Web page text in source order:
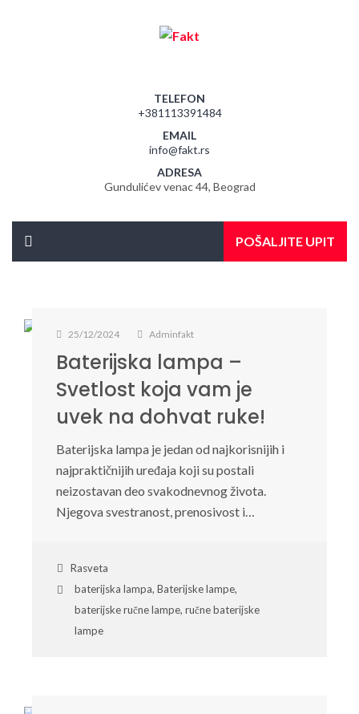
TELEFON
+381113391484
EMAIL
info@fakt.rs
ADRESA
Gundulićev venac 44, Beograd
POŠALJITE UPIT
25/12/2024 Adminfakt
Baterijska lampa –
Svetlost koja vam je
uvek na dohvat ruke!
Baterijska lampa je jedan od najkorisnijih i
najpraktičnijih uređaja koji su postali
neizostavan deo svakodnevnog života.
Njegova svestranost, prenosivost i…
Rasveta
baterijska lampa, Baterijske lampe,
baterijske ručne lampe, ručne baterijske
lampe